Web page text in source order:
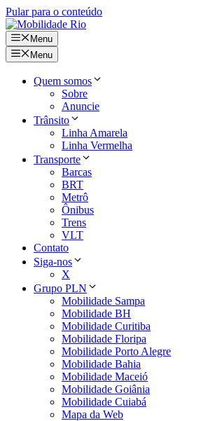
Pular para o conteúdo
Menu
Menu
Quem somos
Sobre
Anuncie
Trânsito
Linha Amarela
Linha Vermelha
Transporte
Barcas
BRT
Metrô
Ônibus
Trens
VLT
Contato
Siga-nos
X
Grupo PLN
Mobilidade Sampa
Mobilidade BH
Mobilidade Curitiba
Mobilidade Floripa
Mobilidade Porto Alegre
Mobilidade Bahia
Mobilidade Maceió
Mobilidade Goiânia
Mobilidade Cuiabá
Mapa da Web